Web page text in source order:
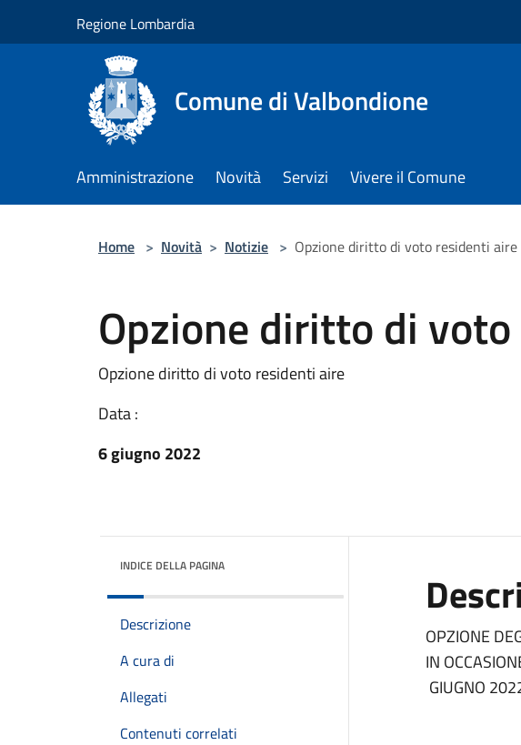
Regione Lombardia
Comune di Valbondione
Amministrazione Novità Servizi Vivere il Comune
Home > Novità > Notizie > Opzione diritto di voto residenti aire
Opzione diritto di
Opzione diritto di voto residenti aire
Data :
6 giugno 2022
INDICE DELLA PAGINA
Descrizione
A cura di
Allegati
Contenuti correlati
OPZIONE
IN
GIUGNO